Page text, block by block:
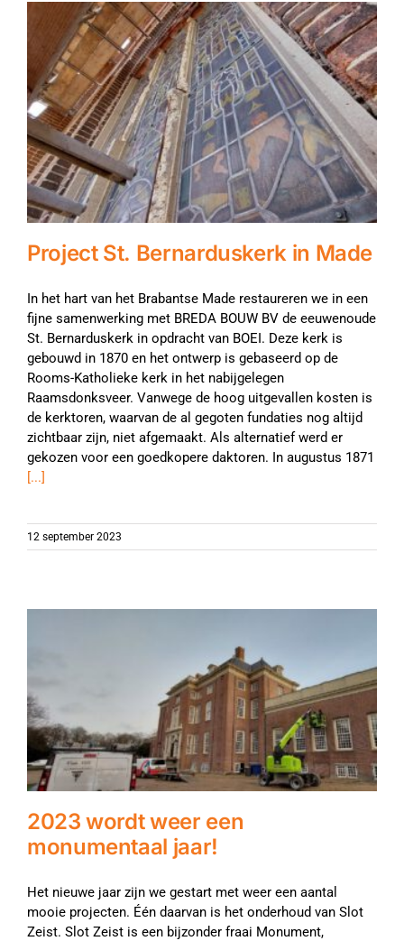
Project St. Bernarduskerk in Made
In het hart van het Brabantse Made restaureren we in een
fijne samenwerking met BREDA BOUW BV de eeuwenoude
St. Bernarduskerk in opdracht van BOEI. Deze kerk is
gebouwd in 1870 en het ontwerp is gebaseerd op de
Rooms-Katholieke kerk in het nabijgelegen
Raamsdonksveer. Vanwege de hoog uitgevallen kosten is
de kerktoren, waarvan de al gegoten fundaties nog altijd
zichtbaar zijn, niet afgemaakt. Als alternatief werd er
gekozen voor een goedkopere daktoren. In augustus 1871
[...]
12 september 2023
2023 wordt weer een
monumentaal jaar!
Het nieuwe jaar zijn we gestart met weer een aantal
mooie projecten. Één daarvan is het onderhoud van Slot
Zeist. Slot Zeist is een bijzonder fraai Monument,